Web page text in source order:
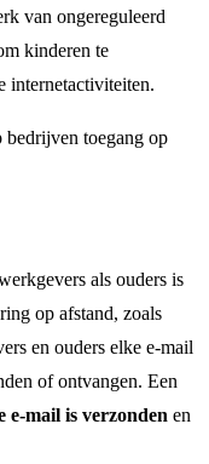
van ongereguleerd
kinderen te
internetactiviteiten.
bedrijven toegang op
als ouders is
op afstand, zoals
en ouders elke e-mail
of ontvangen. Een
e-mail is verzonden en